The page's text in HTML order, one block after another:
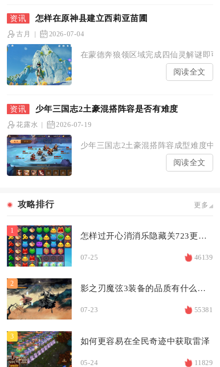
怎样在原神县建立西莉亚苗圃
古月 2026-07-04
在蒙德奔狼领区域完成四仙灵解谜即
阅读全文
少年三国志2土豪混搭阵容是否有难度
花露水 2026-07-19
少年三国志2土豪混搭阵容成型难度中
阅读全文
攻略排行 更多
1
怎样过开心消消乐隐藏关723更轻松
07-25 46139
2
影之刃魔弦3装备的品质有什么区别
07-23 55381
3
如何更容易在全民奇迹中获取雷泽
05-24 11829